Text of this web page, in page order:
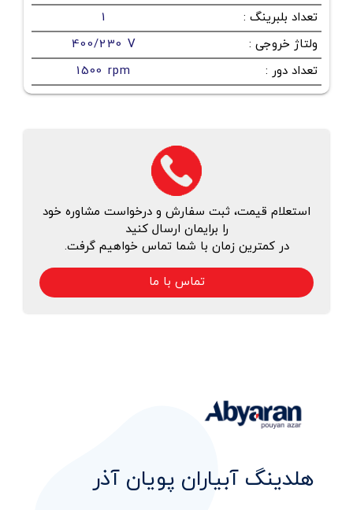
تعداد بلبرینگ :
1
ولتاژ خروجی :
400/230 V
تعداد دور :
1500 rpm
استعلام قیمت، ثبت سفارش و درخواست مشاوره خود
را برایمان ارسال کنید
در کمترین زمان با شما تماس خواهیم گرفت.
تماس با ما
هلدینگ آبیاران پویان آذر